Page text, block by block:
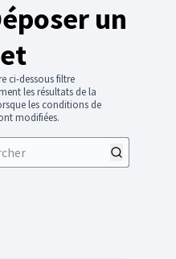
un
ci-dessous filtre
les résultats de la
les conditions de
modifiées.